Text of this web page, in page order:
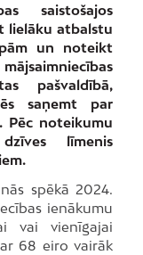
saistošajos
lielāku atbalstu
un noteikt
pašvaldībā,
saņemt par
Pēc noteikumu
līmenis
spēkā 2024.
ienākumu
vai vienīgajai
68 eiro vairāk